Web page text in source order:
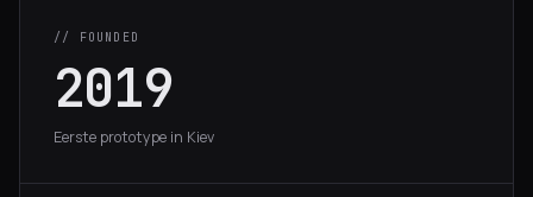
// FOUNDED
2019
Eerste prototype in Kiev